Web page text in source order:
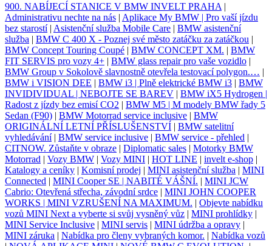
900. NABÍJECÍ STANICE V BMW INVELT PRAHA |
Administrativu nechte na nás | Aplikace My BMW | Pro vaší jízdu
bez starostí| Asistenční služba Mobile Care | BMW asistenční
služba | BMW C 400 X - Poznej své město zatáčku za zatáčkou |
BMW Concept Touring Coupé | BMW CONCEPT XM. | BMW
FIT SERVIS pro vozy 4+ | BMW glass repair pro vaše vozidlo |
BMW Group v Sokolově slavnostně otevřela testovací polygon.… |
BMW i VISION DEE | BMW i3 | Plně elektrické BMW i3 | BMW
INVIDIVIDUAL | NEBOJTE SE BAREV | BMW iX5 Hydrogen |
Radost z jízdy bez emisí CO2 | BMW M5 | M modely BMW řady 5
Sedan (F90) | BMW Motorrad service inclusive | BMW
ORIGINÁLNÍ LETNÍ PŘÍSLUŠENSTVÍ | BMW satelitní
vyhledávání| BMW service inclusive | BMW service - přehled |
CITNOW. Zůstaňte v obraze | Diplomatic sales | Motorky BMW
Motorrad | Vozy BMW | Vozy MINI | HOT LINE | invelt e-shop |
Katalogy a ceníky | Komisní prodej | MINI asistenční služba | MINI
Connected | MINI Cooper SE | NABITÉ VÁŠNÍ. | MINI JCW
Cabrio: Otevřená střecha, závodní srdce | MINI JOHN COOPER
WORKS | MINI VZRUŠENÍ NA MAXIMUM. | Objevte nabídku
vozů MINI Next a vyberte si svůj vysněný vůz | MINI prohlídky |
MINI Service Inclusive | MINI servis | MINI údržba a opravy |
MINI záruka | Nabídka pro členy vybraných komor. | Nabídka vozů